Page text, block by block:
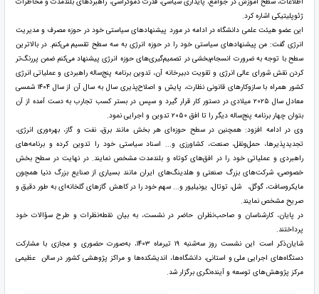
ژئوپلیتیکی اشاره کرد.
این عضو هیئت علمی دانشگاه در ادامه در مورد پیشنهاد‌های سیاستی خود در حوزه مصرف و مدیریت
انرژی گفت: من پیشنهاد‌های سیاستی خود را در حوزه انرژی به سه سطح تقسیم می‌کنم. در بالاترین
سطح با توجه به ضرورت انسجام‌بخشی در تصمیم‌گیری‌های حوزه انرژی پیشنهاد می‌کنم ضمن پررنگ‌تر
کردن نقش شورای عالی انرژی و تقویت دبیرخانه آن، تدوین برنامه پنج‌ساله راهبردی و عملیاتی انرژی
کشور همراه با سازوکار‌های قانونی نظارت، پایش و اصلاح‌پذیری سال به سال آن از سال ۱۴۰۴ شمسی
معادل سال ۲۰۲۵ میلادی در دستور کار قرار گیرد و سپس در بستر کسب تجارب به دست آمده از آن
بتوان چهار برنامه پنج‌ساله دیگر را تا افق ۲۰۵۰ تدوین و اجرایی نمود.
وی در ادامه افزود: همچنین در سطح حوزه‌ای هر بخش مانند برق، نفت و گاز، بهره‌وری انرژی،
تجدیدپذیرها، حمل‌ونقل، صنعت، کشاورزی و... اسناد سیاستی خود را تدوین کرده و برنامه‌های
راهبردی و عملیاتی خود را در افق‌های کوتاه و بلندمدت مشخص نمایند. در نهایت در سطح بخش
خصوصی، شرکت‌های بزرگ صنعتی و هلدینگ‌های ایران مانند بسیاری از صنایع بزرگ دنیا همچون
مایکروسافت، گوگل، شل، توتال، یونیلیور و... سهم خود را در کاهش گاز‌های گلخانه‌ای به طور دقیق و
صریح مشخص نمایند.
در پایان، کارشناسان و صاحب‌نظران حاضر در نشست، به بیان نقطه‌نظرات و طرح سؤالات خود
پرداختند.
شایان‌ذکر است این نشست روز سه‌شنبه ۱۹ تیرماه ۱۴۰۳، به‌صورت حضوری و مجازی با مشارکت
دستگاه‌های اجرایی ملی و استانی، دانشگاه‌ها، اندیشکده‌ها و مراکز پژوهشی کشور در سالن عظیمی
مرکز پژوهش‌های توسعه و آینده‌نگری برگزار شد.